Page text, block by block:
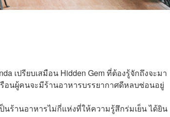
เปรียบเสมือน Hidden Gem ที่ต้องรู้จักถึงจะมา
อนผู้คนจะมีร้านอาหารบรรยากาศดีหลบซ่อนอยู่
นร้านอาหารไม่กี่แห่งที่ให้ความรู้สึกร่มเย็น ได้ยิน